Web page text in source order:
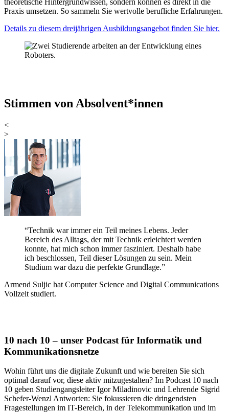
theoretische Hintergrundwissen, sondern können es direkt in die
Praxis umsetzen. So sammeln Sie wertvolle berufliche Erfahrungen.
Details zu diesem dreijährigen Ausbildungsangebot finden Sie hier.
Stimmen von Absolvent*innen
<
>
“Technik war immer ein Teil meines Lebens. Jeder
Bereich des Alltags, der mit Technik erleichtert werden
konnte, hat mich schon immer fasziniert. Deshalb habe
ich beschlossen, Teil dieser Lösungen zu sein. Mein
Studium war dazu die perfekte Grundlage.”
Armend Suljic hat Computer Science and Digital Communications
Vollzeit studiert.
10 nach 10 – unser Podcast für Informatik und
Kommunikationsnetze
Wohin führt uns die digitale Zukunft und wie bereiten Sie sich
optimal darauf vor, diese aktiv mitzugestalten? Im Podcast 10 nach
10 geben Studiengangsleiter Igor Miladinovic und Lehrende Sigrid
Schefer-Wenzl Antworten: Sie fokussieren die dringendsten
Fragestellungen im IT-Bereich, in der Telekommunikation und im